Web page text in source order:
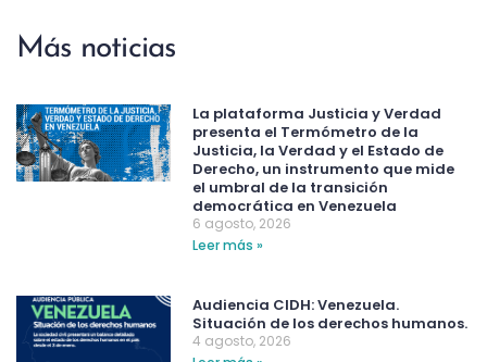
Más noticias
La plataforma Justicia y Verdad
presenta el Termómetro de la
Justicia, la Verdad y el Estado de
Derecho, un instrumento que mide
el umbral de la transición
democrática en Venezuela
6 agosto, 2026
Leer más »
Audiencia CIDH: Venezuela.
Situación de los derechos humanos.
4 agosto, 2026